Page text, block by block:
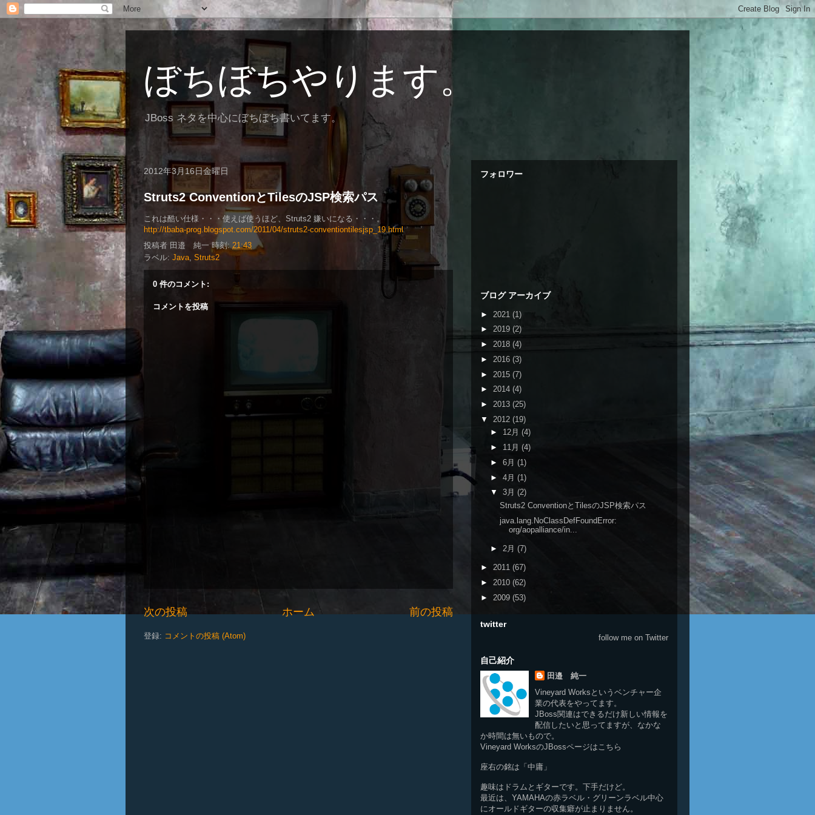
ぼちぼちやります。
JBoss ネタを中心にぼちぼち書いてます。
2012年3月16日金曜日
Struts2 ConventionとTilesのJSP検索パス
これは酷い仕様・・・使えば使うほど、Struts2 嫌いになる・・・。
http://tbaba-prog.blogspot.com/2011/04/struts2-conventiontilesjsp_19.html
投稿者 田邉 純一 時刻: 21:43
ラベル: Java Struts2
0 件のコメント:
コメントを投稿
次の投稿 前の投稿
ホーム
登録: コメントの投稿 (Atom)
フォロワー
ブログ アーカイブ
► 2021 (1)
► 2019 (2)
► 2018 (4)
► 2016 (3)
► 2015 (7)
► 2014 (4)
► 2013 (25)
▼ 2012 (19)
► 12月 (4)
► 11月 (4)
► 6月 (1)
► 4月 (1)
▼ 3月 (2)
Struts2 ConventionとTilesのJSP検索パス
java.lang.NoClassDefFoundError:
org/aopalliance/in...
► 2月 (7)
► 2011 (67)
► 2010 (62)
► 2009 (53)
twitter
follow me on Twitter
自己紹介
田邉 純一
Vineyard Works というベンチャー企
業の代表をやってます。
JBoss関連はできるだけ新しい情報を
配信したいと思ってますが、なかな
か時間は無いもので。
Vineyard WorksのJBossページは こちら
座右の銘は「中庸」
趣味はドラムとギターです。下手だけど。
最近は、YAMAHAの赤ラベル・グリーンラベル中心
にオールドギターの収集癖が止まりません。